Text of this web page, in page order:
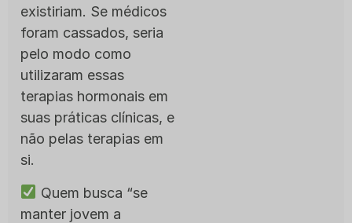
existiriam. Se médicos
foram cassados, seria
pelo modo como
utilizaram essas
terapias hormonais em
suas práticas clínicas, e
não pelas terapias em
si.
Quem busca “se
manter jovem a